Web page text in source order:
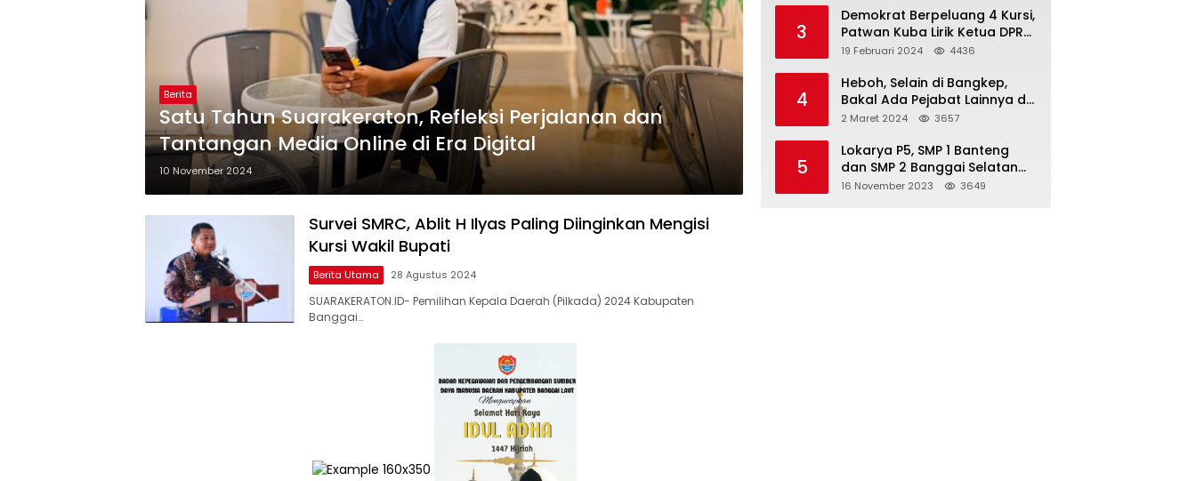
Berita
Satu Tahun Suarakeraton, Refleksi Perjalanan dan
Tantangan Media Online di Era Digital
10 November 2024
Survei SMRC, Ablit H Ilyas Paling Diinginkan Mengisi
Kursi Wakil Bupati
Berita Utama 28 Agustus 2024
SUARAKERATON.ID- Pemilihan Kepala Daerah (Pilkada) 2024 Kabupaten
Banggai…
3
Demokrat Berpeluang 4 Kursi,
Patwan Kuba Lirik Ketua DPRD
Banggai Laut
19 Februari 2024 4436
4
Heboh, Selain di Bangkep,
Bakal Ada Pejabat Lainnya di
Banggai Laut yang Bakal di
2 Maret 2024 3657
5
Lokarya P5, SMP 1 Banteng
dan SMP 2 Banggai Selatan
Curi Perhatian
16 November 2023 3649